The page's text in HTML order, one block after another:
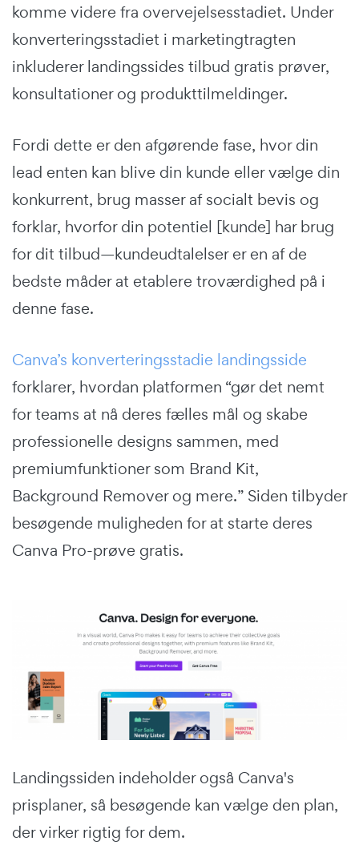
komme videre fra overvejelsesstadiet. Under
konverteringsstadiet i marketingtragten
inkluderer landingssides tilbud gratis prøver,
konsultationer og produkttilmeldinger.
Fordi dette er den afgørende fase, hvor din
lead enten kan blive din kunde eller vælge din
konkurrent, brug masser af socialt bevis og
forklar, hvorfor din potentiel [kunde] har brug
for dit tilbud—kundeudtalelser er en af de
bedste måder at etablere troværdighed på i
denne fase.
Canva’s konverteringsstadie landingsside
forklarer, hvordan platformen “gør det nemt
for teams at nå deres fælles mål og skabe
professionelle designs sammen, med
premiumfunktioner som Brand Kit,
Background Remover og mere.” Siden tilbyder
besøgende muligheden for at starte deres
Canva Pro-prøve gratis.
Landingssiden indeholder også Canva's
prisplaner, så besøgende kan vælge den plan,
der virker rigtig for dem.